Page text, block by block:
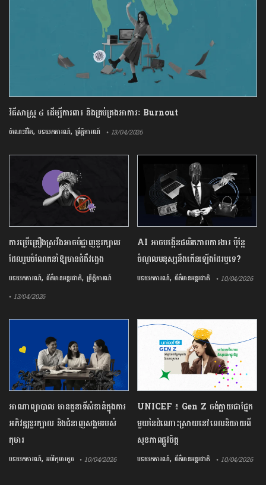
វិធីសាស្រ្ត ៤ ​ដើម្បី​ការពារ និងគ្រប់គ្រង​អាការៈ Burnout
ចំណេះជីវិត, បទយកការណ៍, ព្រឹត្តិការណ៍ • 13/04/2026
ការ​ប្រើគ្រឿង​ស្រវឹង​អាចបំផ្លាញ​ខួរក្បាល
ដែល​រួមចំណែក​នាំឱ្យ​មាន​ជំងឺ​វង្វេង
បទយកការណ៍, ព័ត៌មានអន្តរជាតិ,ព្រឹត្តិការណ៍
• 13/04/2026
AI អាចបង្កើនផលិតភាពការងារ ប៉ុន្តែ
ចំណូលមនុស្សនឹងកើនឡើងដែរឬទេ?
បទយកការណ៍, ព័ត៌មានអន្តរជាតិ • 10/04/2026
អាណាព្យាបាល មានតួនាទីសំខាន់ក្នុងការ
អភិវឌ្ឍខួរក្បាល និងជំនាញសង្គមរបស់
កុមារ
បទយកការណ៍, អប់រំកុមារតូច • 10/04/2026
UNICEF ៖ Gen Z ចង់ក្លាយ​ជា​ផ្នែក​
មួយ​នៃ​ដំណោះស្រាយ​នៅ​ពេល​និយាយ​ពី
សុខភាព​ផ្លូវចិត្ត
បទយកការណ៍, ព័ត៌មានអន្តរជាតិ • 10/04/2026